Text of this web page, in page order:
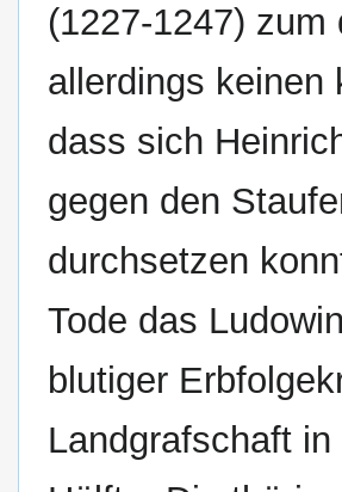
(1227-1247)
allerdings keinen
dass sich
gegen den
durchsetzen
Tode das
blutiger
Landgrafschaft